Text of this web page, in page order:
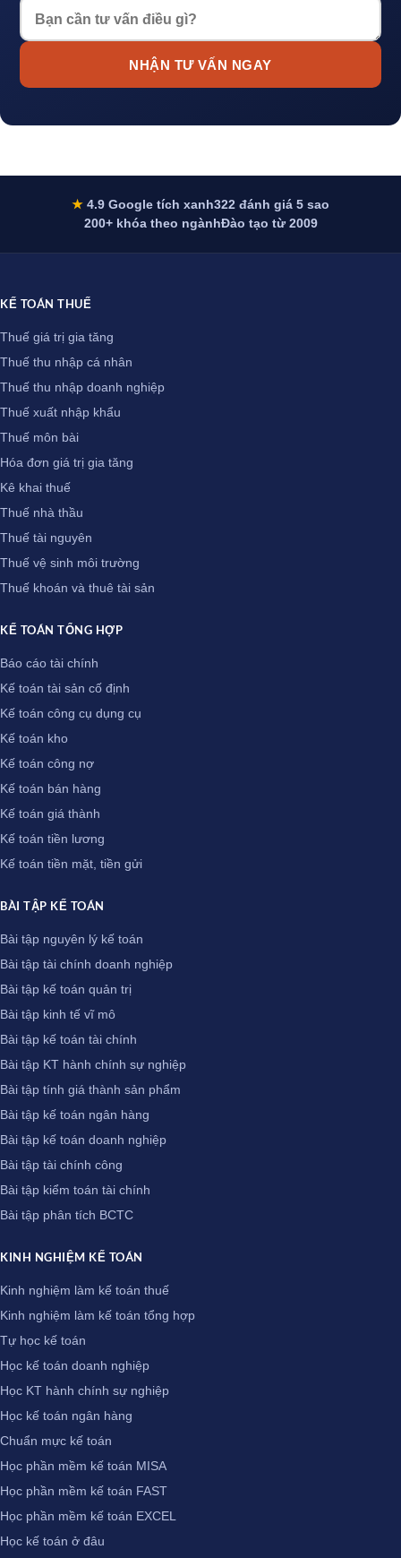
NHẬN TƯ VẤN NGAY
★ 4.9 Google tích xanh322 đánh giá 5 sao
200+ khóa theo ngànhĐào tạo từ 2009
KẾ TOÁN THUẾ
Thuế giá trị gia tăng
Thuế thu nhập cá nhân
Thuế thu nhập doanh nghiệp
Thuế xuất nhập khẩu
Thuế môn bài
Hóa đơn giá trị gia tăng
Kê khai thuế
Thuế nhà thầu
Thuế tài nguyên
Thuế vệ sinh môi trường
Thuế khoán và thuê tài sản
KẾ TOÁN TỔNG HỢP
Báo cáo tài chính
Kế toán tài sản cố định
Kế toán công cụ dụng cụ
Kế toán kho
Kế toán công nợ
Kế toán bán hàng
Kế toán giá thành
Kế toán tiền lương
Kế toán tiền mặt, tiền gửi
BÀI TẬP KẾ TOÁN
Bài tập nguyên lý kế toán
Bài tập tài chính doanh nghiệp
Bài tập kế toán quản trị
Bài tập kinh tế vĩ mô
Bài tập kế toán tài chính
Bài tập KT hành chính sự nghiệp
Bài tập tính giá thành sản phẩm
Bài tập kế toán ngân hàng
Bài tập kế toán doanh nghiệp
Bài tập tài chính công
Bài tập kiểm toán tài chính
Bài tập phân tích BCTC
KINH NGHIỆM KẾ TOÁN
Kinh nghiệm làm kế toán thuế
Kinh nghiệm làm kế toán tổng hợp
Tự học kế toán
Học kế toán doanh nghiệp
Học KT hành chính sự nghiệp
Học kế toán ngân hàng
Chuẩn mực kế toán
Học phần mềm kế toán MISA
Học phần mềm kế toán FAST
Học phần mềm kế toán EXCEL
Học kế toán ở đâu